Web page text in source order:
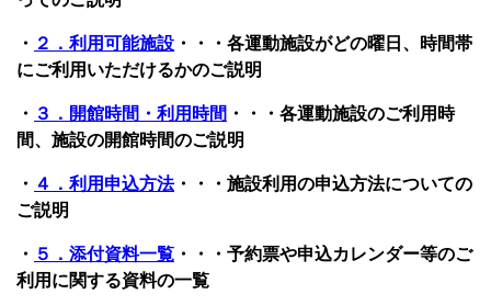
・ ２．利用可能施設 ・・・各運動施設がどの曜日、時間帯
にご利用いただけるかのご説明
・ ３．開館時間・利用時間 ・・・各運動施設のご利用時
間、施設の開館時間のご説明
・ ４．利用申込方法・・・施設利用の申込方法についての
ご説明
・ ５．添付資料一覧 ・・・予約票や申込カレンダー等のご
利用に関する資料の一覧